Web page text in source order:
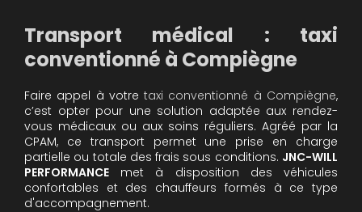
Transport médical : taxi
conventionné à Compiègne
Faire appel à votretaxi conventionné à Compiègne,
c’est opter pour une solution adaptée aux rendez-
vous médicaux ou aux soins réguliers. Agréé par la
CPAM, ce transport permet une prise en charge
partielle ou totale des frais sous conditions. JNC-WILL
PERFORMANCE met à disposition des véhicules
confortables et des chauffeurs formés à ce type
d'accompagnement.